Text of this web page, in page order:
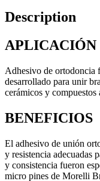
Description
APLICACIÓN
Adhesivo de ortodoncia
desarrollado para unir
cerámicos y compuestos
BENEFICIOS
El adhesivo de unión
y resistencia adecuadas
y consistencia fueron
micro pines de Morelli